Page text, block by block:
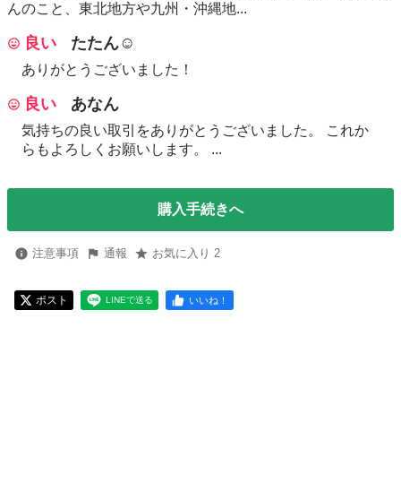
んのこと、東北地方や九州・沖縄地...
良い たたん☺︎
ありがとうございました！
良い あなん
気持ちの良い取引をありがとうございました。 これか
らもよろしくお願いします。 ...
購入手続きへ
注意事項 通報 お気に入り 2
ポスト LINEで送る いいね！